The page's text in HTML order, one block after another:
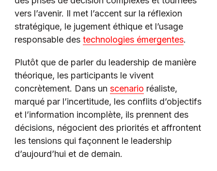
vers l’avenir. Il met l’accent sur la réflexion
stratégique, le jugement éthique et l’usage
responsable des technologies émergentes.
Plutôt que de parler du leadership de manière
théorique, les participants le vivent
concrètement. Dans un scenario réaliste,
marqué par l’incertitude, les conflits d’objectifs
et l’information incomplète, ils prennent des
décisions, négocient des priorités et affrontent
les tensions qui façonnent le leadership
d’aujourd’hui et de demain.